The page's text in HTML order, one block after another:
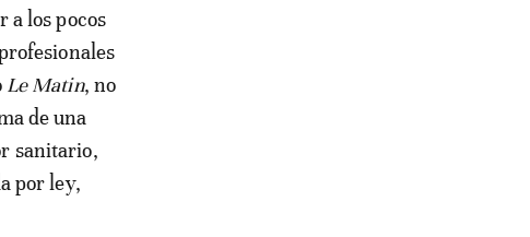
a los pocos
Le Matin, no
de una
sanitario,
por ley,